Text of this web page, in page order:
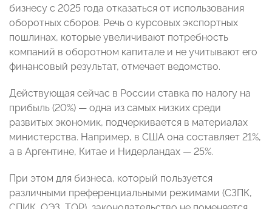
бизнесу с 2025 года отказаться от использования
оборотных сборов. Речь о курсовых экспортных
пошлинах, которые увеличивают потребность
компаний в оборотном капитале и не учитывают его
финансовый результат, отмечает ведомство.
Действующая сейчас в России ставка по налогу на
прибыль (20%) — одна из самых низких среди
развитых экономик, подчеркивается в материалах
министерства. Например, в США она составляет 21%,
а в Аргентине, Китае и Нидерландах — 25%.
При этом для бизнеса, который пользуется
различными преференциальными режимами (СЗПК,